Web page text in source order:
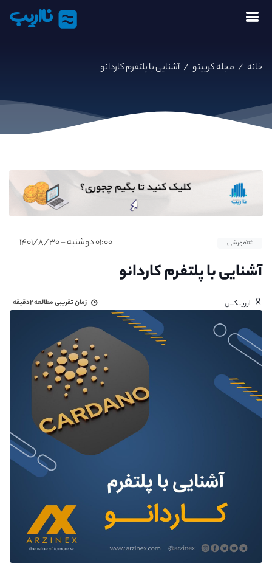
نااریب
خانه / مجله کریپتو /آشنایی با پلتفرم کاردانو
#آموزشی ۰۱:۰۰ دوشنبه - ۱۴۰۱/۸/۳۰
آشنایی با پلتفرم کاردانو
ارزینکس زمان تقریبی مطالعه۲دقیقه